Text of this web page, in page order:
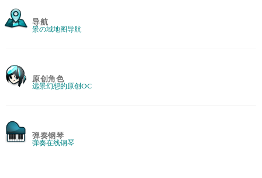
导航
景の域地图导航
原创角色
远景幻想的原创OC
弹奏钢琴
弹奏在线钢琴